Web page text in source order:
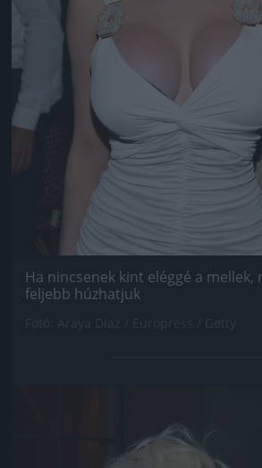
Ha nincsenek kint eléggé a mellek,
feljebb húzhatjuk